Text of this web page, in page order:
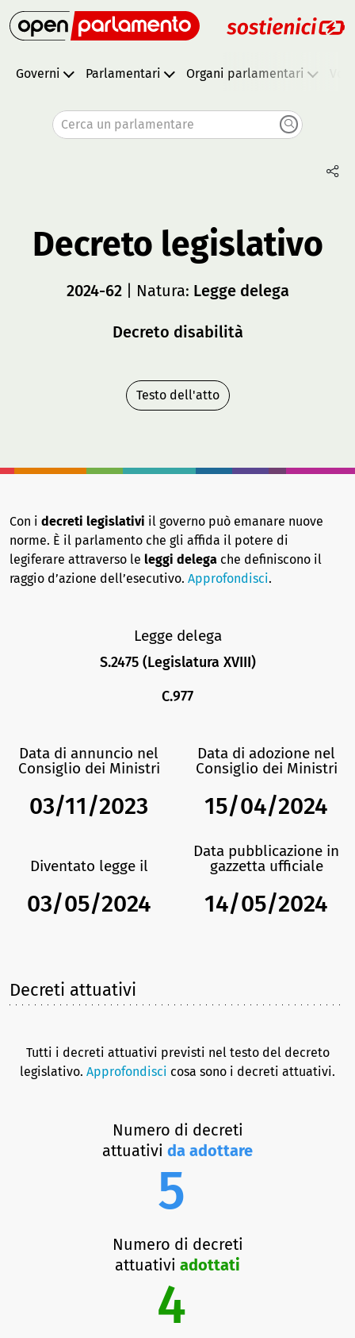
Governi Parlamentari Organi parlamentari
Cerca un parlamentare
Decreto legislativo
2024-62| Natura: Legge delega
Decreto disabilità
Testo dell'atto
Con i decreti legislativi il governo può emanare nuove
norme. È il parlamento che gli affida il potere di
legiferare attraverso le leggi delega che definiscono il
raggio d’azione dell’esecutivo. Approfondisci.
Legge delega
S.2475 (Legislatura XVIII)
C.977
Data di annuncio nel
Consiglio dei Ministri
03/11/2023
Data di adozione nel
Consiglio dei Ministri
15/04/2024
Diventato legge il
03/05/2024
Data pubblicazione in
gazzetta ufficiale
14/05/2024
Decreti attuativi
Tutti i decreti attuativi previsti nel testo del decreto
legislativo. Approfondisci cosa sono i decreti attuativi.
Numero di decreti
attuativi da adottare
5
Numero di decreti
attuativi adottati
4